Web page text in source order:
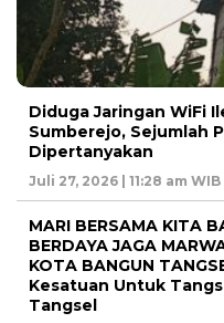
Diduga Jaringan WiFi
Sumberejo, Sejumlah
Dipertanyakan
Juli 27, 2026 | 11:28 am WIB
MARI BERSAMA KITA
BERDAYA JAGA
KOTA BANGUN
Kesatuan Untuk
Tangsel